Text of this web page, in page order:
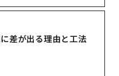
差が出る理由と工法